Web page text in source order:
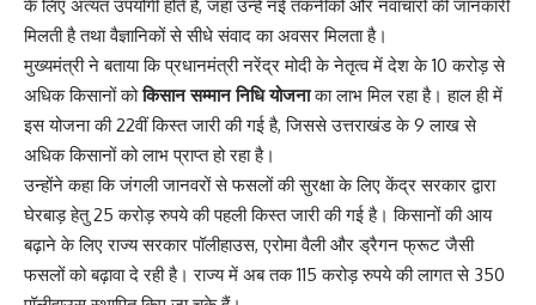
के लिए अत्यंत उपयोगी होते हैं, जहां उन्हें नई तकनीकों और नवाचारों की जानकारी
मिलती है तथा वैज्ञानिकों से सीधे संवाद का अवसर मिलता है।
मुख्यमंत्री ने बताया कि प्रधानमंत्री नरेंद्र मोदी के नेतृत्व में देश के 10 करोड़ से
अधिक किसानों कोकिसान सम्मान निधि योजनाका लाभ मिल रहा है। हाल ही में
इस योजना की 22वीं किस्त जारी की गई है, जिससे उत्तराखंड के 9 लाख से
अधिक किसानों को लाभ प्राप्त हो रहा है।
उन्होंने कहा कि जंगली जानवरों से फसलों की सुरक्षा के लिए केंद्र सरकार द्वारा
घेरबाड़ हेतु 25 करोड़ रुपये की पहली किस्त जारी की गई है। किसानों की आय
बढ़ाने के लिए राज्य सरकार पॉलीहाउस, एरोमा वैली और ड्रैगन फ्रूट जैसी
फसलों को बढ़ावा दे रही है। राज्य में अब तक 115 करोड़ रुपये की लागत से 350